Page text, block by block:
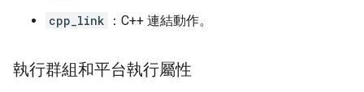
cpp_link
：C++ 連結動作。
執行群組和平台執行屬性